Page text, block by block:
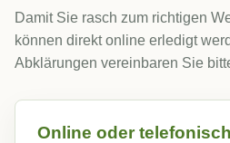
Damit Sie rasch zum richtigen
können direkt online erledigt
Abklärungen vereinbaren Sie
Online oder